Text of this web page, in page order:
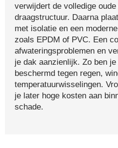
verwijdert de volledige
draagstructuur. Daarna
met isolatie en een
zoals EPDM of PVC. Een
afwateringsproblemen en
je dak aanzienlijk. Zo ben
beschermd tegen regen,
temperatuurwisselingen.
je later hoge kosten aan
schade.